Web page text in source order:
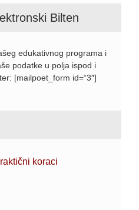
Bilten
edukativnog programa i
podatke u polja ispod i
[mailpoet_form id=“3″]
koraci